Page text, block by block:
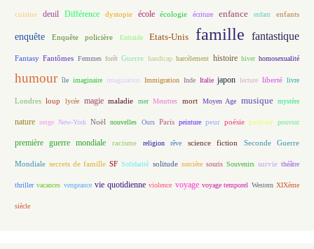
cuisine deuil Différence dystopie école écologie écriture enfance enfant enfants
enquête Enquête policière Entraide Etats-Unis famille fantastique
Fantasy Fantômes Femmes forêt Guerre handicap harcèlement histoire hiver homosexualité
humour île imaginaire imagination Immigration Inde Italie japon lecture liberté livre
Londres loup lycée magie maladie mer Meurtres mort Moyen Age musique mystère
nature neige New-York Noël nouvelles Ours Paris peinture peur poésie policier pouvoir
première guerre mondiale racisme religion rêve science fiction Seconde Guerre
Mondiale secrets de famille SF Solidarité solitude sorcière souris Souvenirs survie théâtre
thriller vacances vengeance vie quotidienne violence voyage voyage temporel Western XIXème
siècle